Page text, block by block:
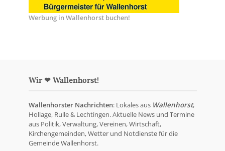
Werbung in Wallenhorst buchen!
Wir ❤ Wallenhorst!
Wallenhorster Nachrichten: Lokales aus Wallenhorst,
Hollage, Rulle & Lechtingen. Aktuelle News und Termine
aus Politik, Verwaltung, Vereinen, Wirtschaft,
Kirchengemeinden, Wetter und Notdienste für die
Gemeinde Wallenhorst.